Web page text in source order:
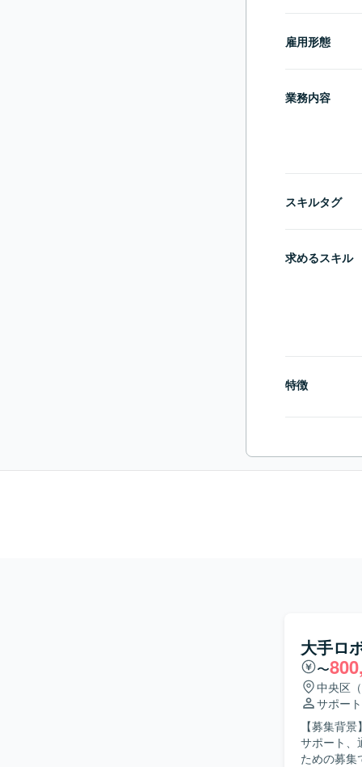
雇用形態
業務内容
スキルタグ
求めるスキル
特徴
大手ロ
〜
中央区
サポート
【募集背
サポート、
ための募集です。 【作業内容】 翻訳・通訳業務として、